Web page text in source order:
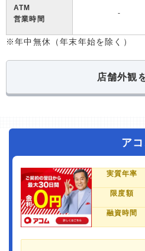
ATM
営業時間
-
※年中無休（年末年始を除く）
店舗外観
ア
実質年率
限度額
融資時間